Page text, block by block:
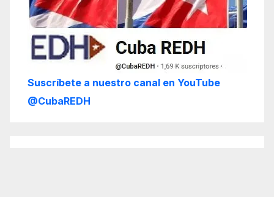
Suscríbete a nuestro canal en YouTube
@CubaREDH